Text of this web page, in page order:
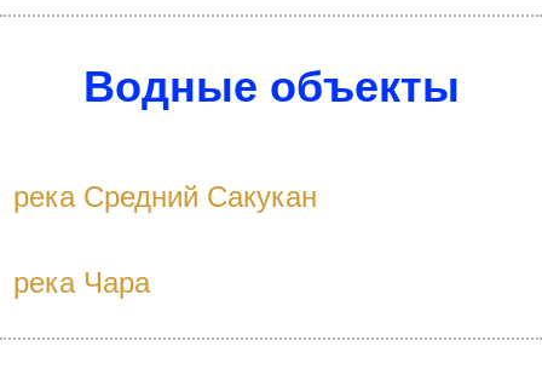
Водные объекты
река Средний Сакукан
река Чара